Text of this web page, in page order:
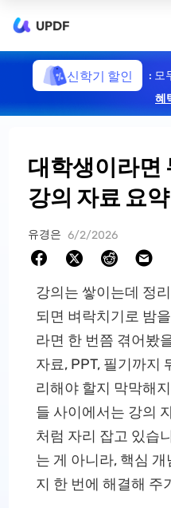
UPDF
신학기 할인
: 모
혜
대학생이라면
강의 자료 요
유경은 6/2/2026
강의는 쌓이는데 정
되면 벼락치기로 밤
라면 한 번쯤 겪어봤
자료, PPT, 필기까지
리해야 할지 막막해
들 사이에서는 강의
처럼 자리 잡고 있습
는 게 아니라, 핵심
지 한 번에 해결해 주